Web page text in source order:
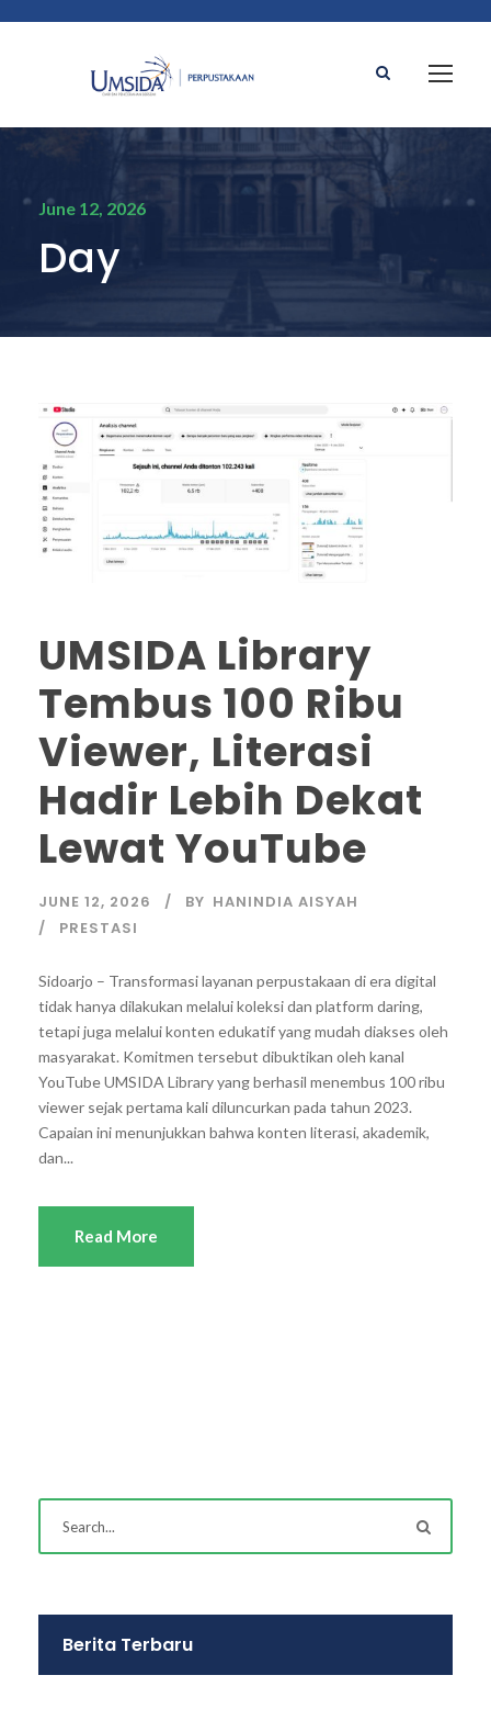
June 12, 2026
Day
UMSIDA Library
Tembus 100 Ribu
Viewer, Literasi
Hadir Lebih Dekat
Lewat YouTube
JUNE 12, 2026 BY HANINDIA AISYAH
PRESTASI
Sidoarjo – Transformasi layanan perpustakaan di era digital
tidak hanya dilakukan melalui koleksi dan platform daring,
tetapi juga melalui konten edukatif yang mudah diakses oleh
masyarakat. Komitmen tersebut dibuktikan oleh kanal
YouTube UMSIDA Library yang berhasil menembus 100 ribu
viewer sejak pertama kali diluncurkan pada tahun 2023.
Capaian ini menunjukkan bahwa konten literasi, akademik,
dan...
Read More
Berita Terbaru